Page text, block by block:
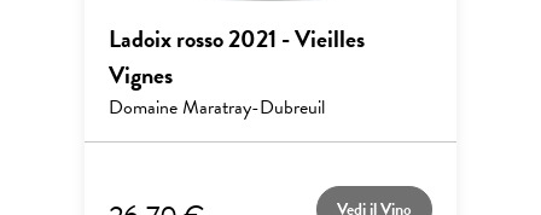
Ladoix rosso 2021 - Vieilles
Vignes
Domaine Maratray-Dubreuil